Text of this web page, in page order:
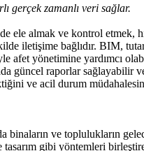
gerçek zamanlı veri sağlar.
ele almak ve kontrol etmek,
iletişime bağlıdır. BIM,
afet yönetimine yardımcı
güncel raporlar sağlayabilir
ve acil durum
binaların ve toplulukların
gibi yöntemleri